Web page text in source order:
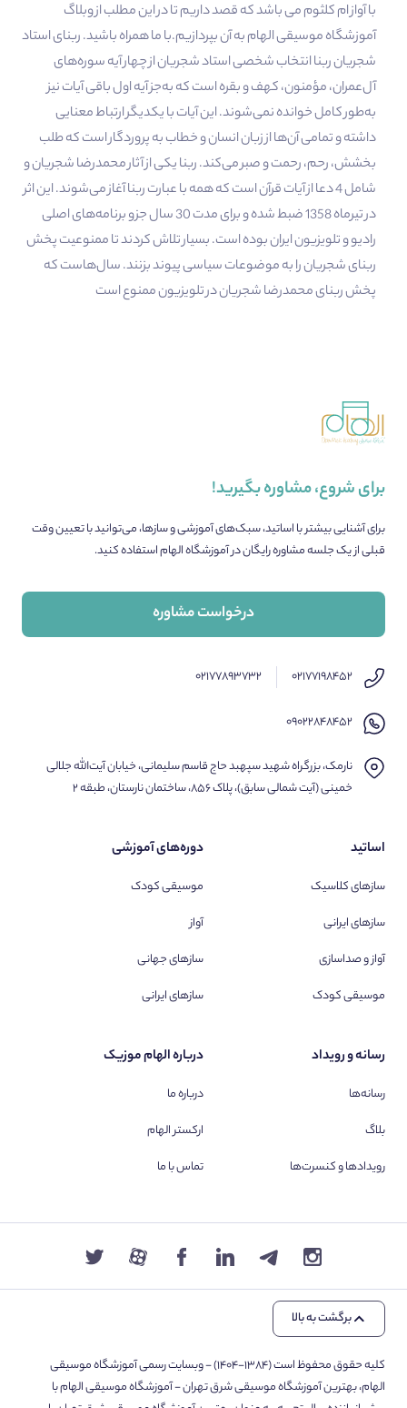
با آواز ام کلثوم می باشد که قصد داریم تا در این مطلب از وبلاگ
آموزشگاه موسیقی الهام به آن بپردازیم.با ما همراه باشید. ربنای استاد
شجریان ربنا انتخاب شخصی استاد شجریان از چهار آیه سوره‌های
آل‌عمران، مؤمنون، کهف و بقره است که به‌جز آیه اول باقی آیات نیز
به‌طور کامل خوانده نمی‌شوند. این آیات با یکدیگر ارتباط معنایی
داشته و تمامی آن‌ها از زبان انسان و خطاب به پروردگار است که طلب
بخشش، رحم، رحمت و صبر می‌کند. ربنا یکی از آثار محمدرضا شجریان و
شامل 4 دعا از آیات قرآن است که همه با عبارت ربنا آغاز می‌شوند. این اثر
در تیرماه 1358 ضبط شده و برای مدت 30 سال جزو برنامه‌های اصلی
رادیو و تلویزیون ایران بوده است. بسیار تلاش کردند تا ممنوعیت پخش
ربنای شجریان را به موضوعات سیاسی پیوند بزنند. سال‌هاست که
پخش ربنای محمدرضا شجریان در تلویزیون ممنوع است
برای شروع، مشاوره بگیرید!
برای آشنایی بیشتر با اساتید، سبک‌های آموزشی و سازها، می‌توانید با تعیین وقت
قبلی از یک جلسه مشاوره رایگان در آموزشگاه الهام استفاده کنید.
درخواست مشاوره
۰۲۱۷۷۱۹۸۴۵۲ ۰۲۱۷۷۸۹۳۷۳۲
۰۹۰۲۲۸۴۸۴۵۲
نارمک، بزرگراه شهید سپهبد حاج قاسم سلیمانی، خیابان آیت‌الله جلالی
خمینی (آیت شمالی سابق)، پلاک ۸۵۶، ساختمان نارستان، طبقه ۲
اساتید
سازهای کلاسیک
سازهای ایرانی
آواز و صداسازی
موسیقی کودک
دوره‌های آموزشی
موسیقی کودک
آواز
سازهای جهانی
سازهای ایرانی
رسانه و رویداد
رسانه‌ها
بلاگ
رویدادها و کنسرت‌ها
درباره الهام موزیک
درباره ما
ارکستر الهام
تماس با ما
برگشت به بالا
کلیه حقوق محفوظ است (۱۳۸۴-۱۴۰۴) - وبسایت رسمی آموزشگاه موسیقی
الهام، بهترین آموزشگاه موسیقی شرق تهران - آموزشگاه موسیقی الهام با